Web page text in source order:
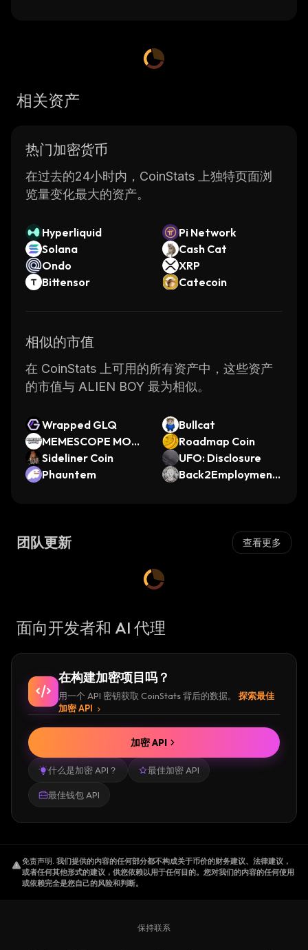
相关资产
热门加密货币
在过去的24小时内，CoinStats 上独特页面浏
览量变化最大的资产。
Hyperliquid
Pi Network
Solana
Cash Cat
Ondo
XRP
Bittensor
Catecoin
相似的市值
在 CoinStats 上可用的所有资产中，这些资产
的市值与 ALIEN BOY 最为相似。
Wrapped GLQ
Bullcat
MEMESCOPE MON
DAY
Roadmap Coin
Sideliner Coin
UFO: Disclosure
Phauntem
Back2Employment
团队更新 查看更多
面向开发者和 AI 代理
在构建加密项目吗？
用一个 API 密钥获取 CoinStats 背后的数据。
探索最佳
加密 API
什么是加密 API？ 最佳加密 API
最佳钱包 API
加密 API
免责声明. 我们提供的内容的任何部分都不构成关于币价的财务建议、法律建议，
或者任何其他形式的建议，供您依赖以用于任何目的。您对我们的内容的任何使用
或依赖完全是您自己的风险和判断。
保持联系